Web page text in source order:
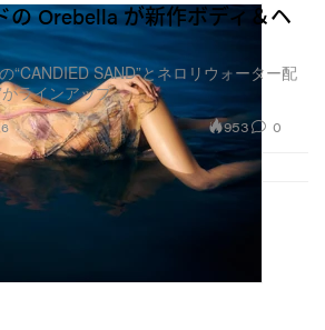
の Orebella が新作ボディ＆ヘ
“CANDIED SAND”とネロリウォーター配
がラインアップ
953 0